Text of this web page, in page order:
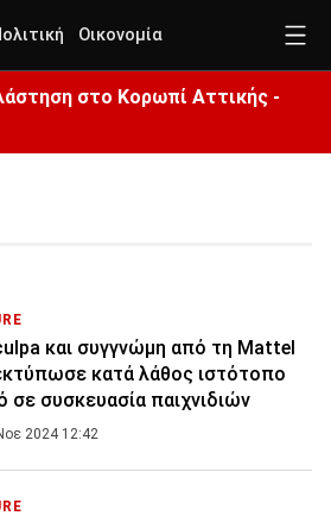
Οικονομία
στο Κορωπί Αττικής -
και συγγνώμη από τη Mattel
κατά λάθος ιστότοπο
σε συσκευασία παιχνιδιών
2024 12:42